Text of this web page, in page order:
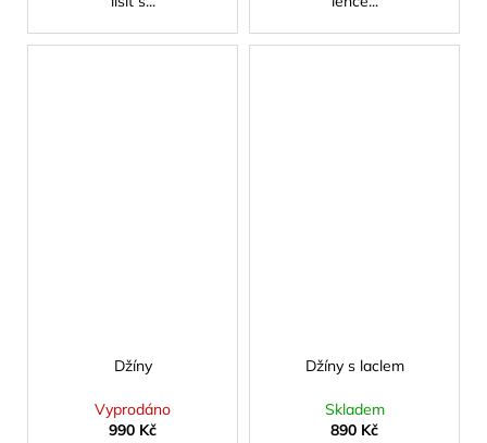
Džíny
Vyprodáno
990 Kč
Džíny s laclem
Skladem
890 Kč